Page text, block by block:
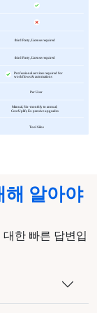
알아야
한 빠른 답변입